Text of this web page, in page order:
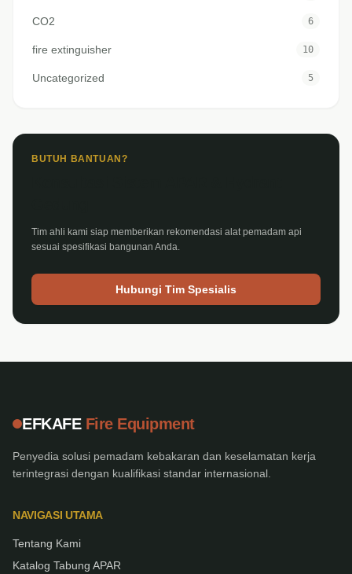
CO2 6
fire extinguisher 10
Uncategorized 5
BUTUH BANTUAN?
Tim ahli kami siap memberikan rekomendasi alat pemadam api
sesuai spesifikasi bangunan Anda.
Hubungi Tim Spesialis
EFKAFE Fire Equipment
Penyedia solusi pemadam kebakaran dan keselamatan kerja
terintegrasi dengan kualifikasi standar internasional.
NAVIGASI UTAMA
Tentang Kami
Katalog Tabung APAR